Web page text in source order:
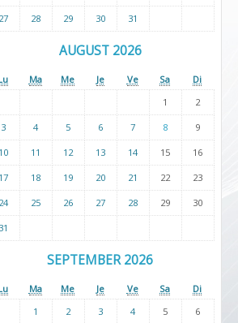
27 28 29 30 31
AUGUST 2026
Ma Me Je Ve Sa
Di
1
2
3 4 5 6 7 8 9
10 11 12 13 14 15 16
17 18 19 20 21 22 23
24 25 26 27 28 29 30
31
SEPTEMBER 2026
Ma Me Je Ve Sa
Di
1
2 3 4 5 6